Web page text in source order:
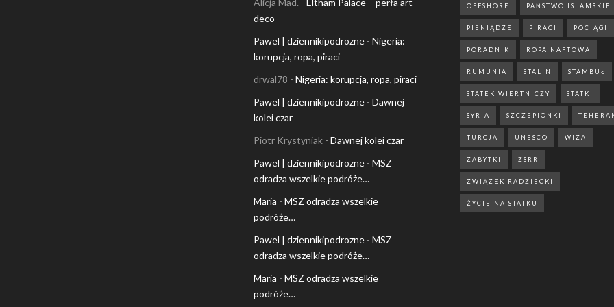
Alicja Mad. - Eltham Palace – perła art
deco
Pawel | dziennikipodrozne- Nigeria:
korupcja, ropa, piraci
drwal78 - Nigeria: korupcja, ropa, piraci
Pawel | dziennikipodrozne- Dawnej
kolei czar
Piotr Krystyniak- Dawnej kolei czar
Pawel | dziennikipodrozne- MSZ
odradza wszelkie podróże…
Maria - MSZ odradza wszelkie
podróże…
Pawel | dziennikipodrozne- MSZ
odradza wszelkie podróże…
Maria - MSZ odradza wszelkie
podróże…
OFFSHORE PAŃSTWO ISLAMSKIE
PIENIĄDZE PIRACI POCIĄGI
PORADNIK ROPA NAFTOWA
RUMUNIA STALIN STAMBUŁ
STATEK WIERTNICZY STATKI
SYRIA SZCZEPIONKI
TURCJA UNESCO WIZA
ZABYTKI ZSRR
ZWIĄZEK RADZIECKI
ŻYCIE NA STATKU